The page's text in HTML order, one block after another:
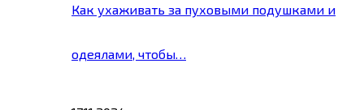
Как ухаживать за пуховыми подушками и
одеялами, чтобы…